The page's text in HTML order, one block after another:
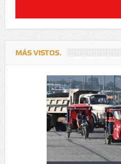
MÁS VISTOS.